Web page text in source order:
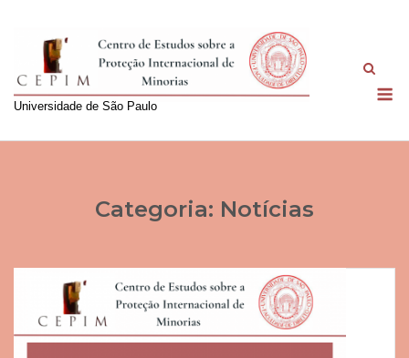
content
Universidade de São Paulo
Categoria: Notícias